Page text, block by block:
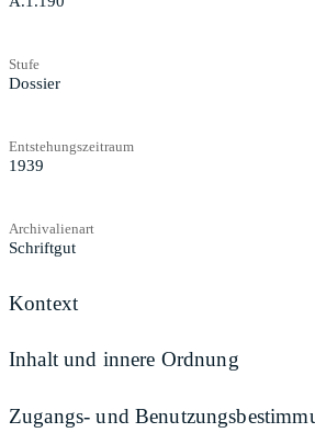
Stufe
Dossier
Entstehungszeitraum
1939
Archivalienart
Schriftgut
Kontext
Inhalt und innere Ordnung
Zugangs- und